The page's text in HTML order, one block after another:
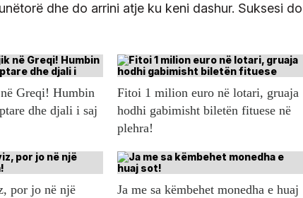
dhe do arrini atje ku keni dashur. Suksesi
Greqi! Humbin
dhe djali i saj
Fitoi 1 milion euro në lotari, gruaja
hodhi gabimisht biletën fituese në
plehra!
por jo në një
Ja me sa këmbehet monedha e huaj